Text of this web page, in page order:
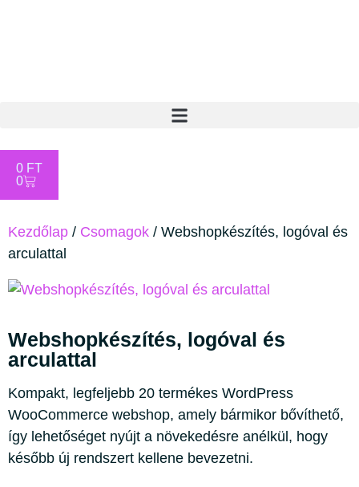
0 FT
0
Kezdőlap / Csomagok / Webshopkészítés, logóval és
arculattal
Webshopkészítés, logóval és
arculattal
Kompakt, legfeljebb 20 termékes WordPress
WooCommerce webshop, amely bármikor bővíthető,
így lehetőséget nyújt a növekedésre anélkül, hogy
később új rendszert kellene bevezetni.